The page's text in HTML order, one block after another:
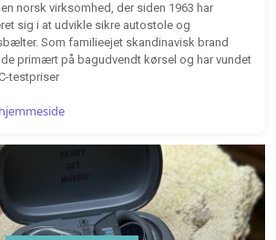
norsk virksomhed, der siden 1963 har
sig i at udvikle sikre autostole og
Som familieejet skandinavisk brand
primært på bagudvendt kørsel og har vundet
testpriser